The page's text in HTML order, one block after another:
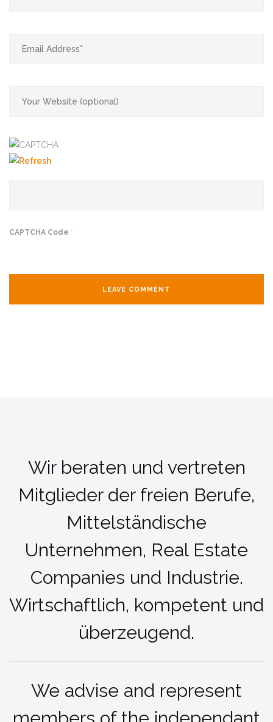
CAPTCHA Code *
Wir beraten und vertreten
Mitglieder der freien Berufe,
Mittelständische
Unternehmen, Real Estate
Companies und Industrie.
Wirtschaftlich, kompetent und
überzeugend.
We advise and represent